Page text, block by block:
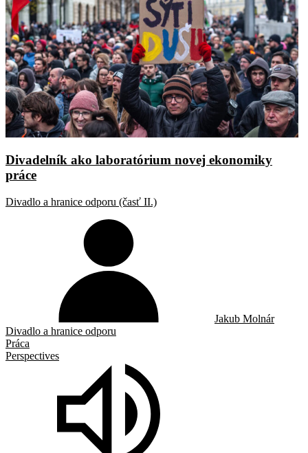
Divadelník ako laboratórium novej ekonomiky
práce
Divadlo a hranice odporu (časť II.)
Jakub Molnár
Divadlo a hranice odporu
Práca
Perspectives